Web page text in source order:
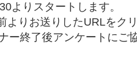
よりスタートします。
りお送りしたURLをク
ー終了後アンケートにご